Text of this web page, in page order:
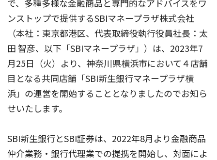
で、多種多様な金融商品と専門的なアドバイスをワ
ンストップで提供するSBIマネープラザ株式会社
（本社：東京都港区、代表取締役執行役員社長：太
田 智彦、以下「SBIマネープラザ」）は、2023年7
月25日（火）より、神奈川県横浜市において４店舗
目となる共同店舗「SBI新生銀行マネープラザ横
浜」の運営を開始することとなりましたのでお知ら
せいたします。
SBI新生銀行とSBI証券は、2022年8月より金融商品
仲介業務・銀行代理業での提携を開始し、対面によ